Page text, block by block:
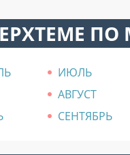
ИЮЛЬ
АВГУСТ
СЕНТЯБРЬ